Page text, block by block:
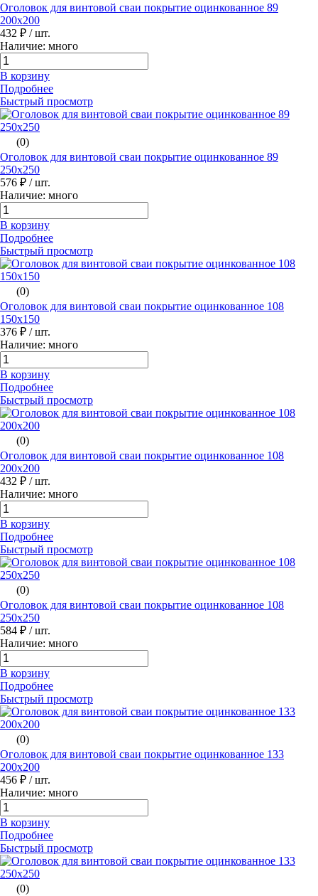
Оголовок для винтовой сваи покрытие оцинкованное 89
200х200
432 ₽ / шт.
Наличие: много
В корзину
Подробнее
Быстрый просмотр
(0)
Оголовок для винтовой сваи покрытие оцинкованное 89
250х250
576 ₽ / шт.
Наличие: много
В корзину
Подробнее
Быстрый просмотр
(0)
Оголовок для винтовой сваи покрытие оцинкованное 108
150х150
376 ₽ / шт.
Наличие: много
В корзину
Подробнее
Быстрый просмотр
(0)
Оголовок для винтовой сваи покрытие оцинкованное 108
200х200
432 ₽ / шт.
Наличие: много
В корзину
Подробнее
Быстрый просмотр
(0)
Оголовок для винтовой сваи покрытие оцинкованное 108
250х250
584 ₽ / шт.
Наличие: много
В корзину
Подробнее
Быстрый просмотр
(0)
Оголовок для винтовой сваи покрытие оцинкованное 133
200х200
456 ₽ / шт.
Наличие: много
В корзину
Подробнее
Быстрый просмотр
(0)